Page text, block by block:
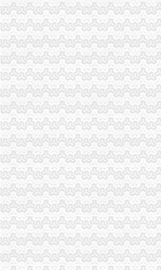
【货物出口流程以及操作流程
出口货物流程-刹那的日志-网易
出口货物流程-CSDN博客
货物出口流程中的外贸运输保
出口货物流程-CSDN博客
【海运货物进出口流程价格服
提供货物出口流程,危险品海运
突尼斯拟简化货物进出口流程_
【货物出口的业务流程】_产品
【出口货物流程】_出口货物流
空运货物出口操作流程_货物运
出口货物流程_出口货物流程doc
一般进出口货物的报关程序
出口货物基本流程_互动百科
运输物流出口货物流程-供应信
一般货物空运进出口基本流程_